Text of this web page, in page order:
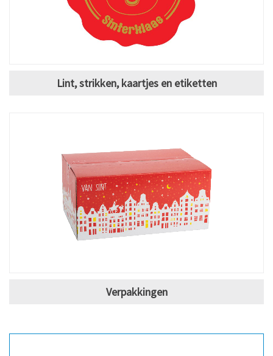
Lint, strikken, kaartjes en etiketten
Verpakkingen